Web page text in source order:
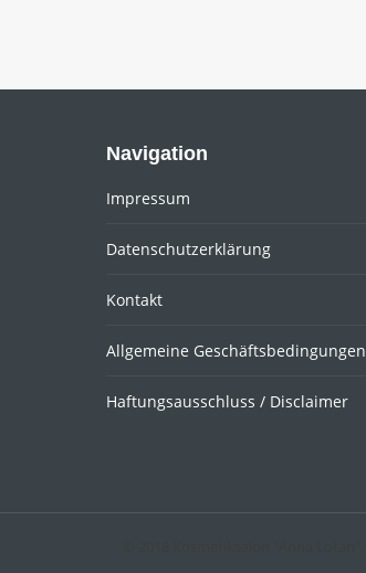
Navigation
Impressum
Datenschutzerklärung
Kontakt
Allgemeine Geschäftsbedingungen
Haftungsausschluss / Disclaimer